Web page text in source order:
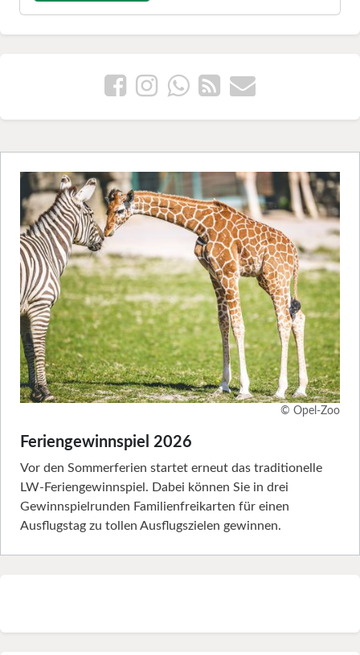
© Opel-Zoo
Feriengewinnspiel 2026
Vor den Sommerferien startet erneut das traditionelle
LW-Feriengewinnspiel. Dabei können Sie in drei
Gewinnspielrunden Familienfreikarten für einen
Ausflugstag zu tollen Ausflugszielen gewinnen.